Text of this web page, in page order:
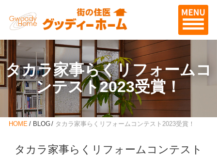
タカラ家事らくリフォームコ
ンテスト2023受賞！
HOME BLOG タカラ家事らくリフォームコンテスト2023受賞！
タカラ家事らくリフォームコンテスト